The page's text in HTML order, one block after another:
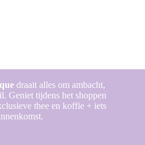
draait alles om ambacht,
Geniet tijdens het shoppen
thee en koffie + iets